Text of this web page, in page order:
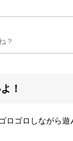
？
！
ロゴロしながら